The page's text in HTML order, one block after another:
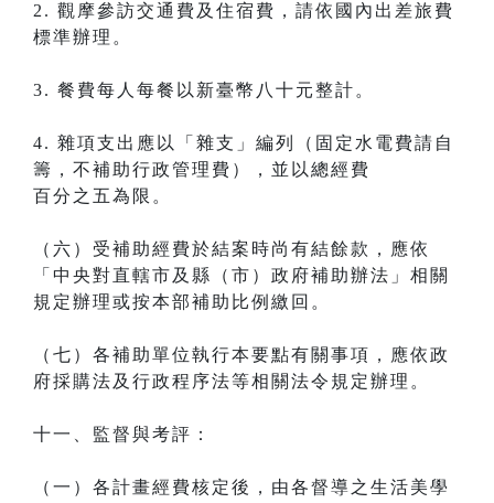
2. 觀摩參訪交通費及住宿費，請依國內出差旅費
標準辦理。
3. 餐費每人每餐以新臺幣八十元整計。
4. 雜項支出應以「雜支」編列（固定水電費請自
籌，不補助行政管理費），並以總經費
百分之五為限。
（六）受補助經費於結案時尚有結餘款，應依
「中央對直轄市及縣（市）政府補助辦法」相關
規定辦理或按本部補助比例繳回。
（七）各補助單位執行本要點有關事項，應依政
府採購法及行政程序法等相關法令規定辦理。
十一、監督與考評：
（一）各計畫經費核定後，由各督導之生活美學